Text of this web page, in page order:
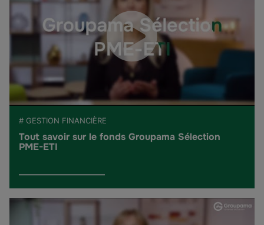
# GESTION FINANCIÈRE
Tout savoir sur le fonds Groupama Sélection
PME-ETI